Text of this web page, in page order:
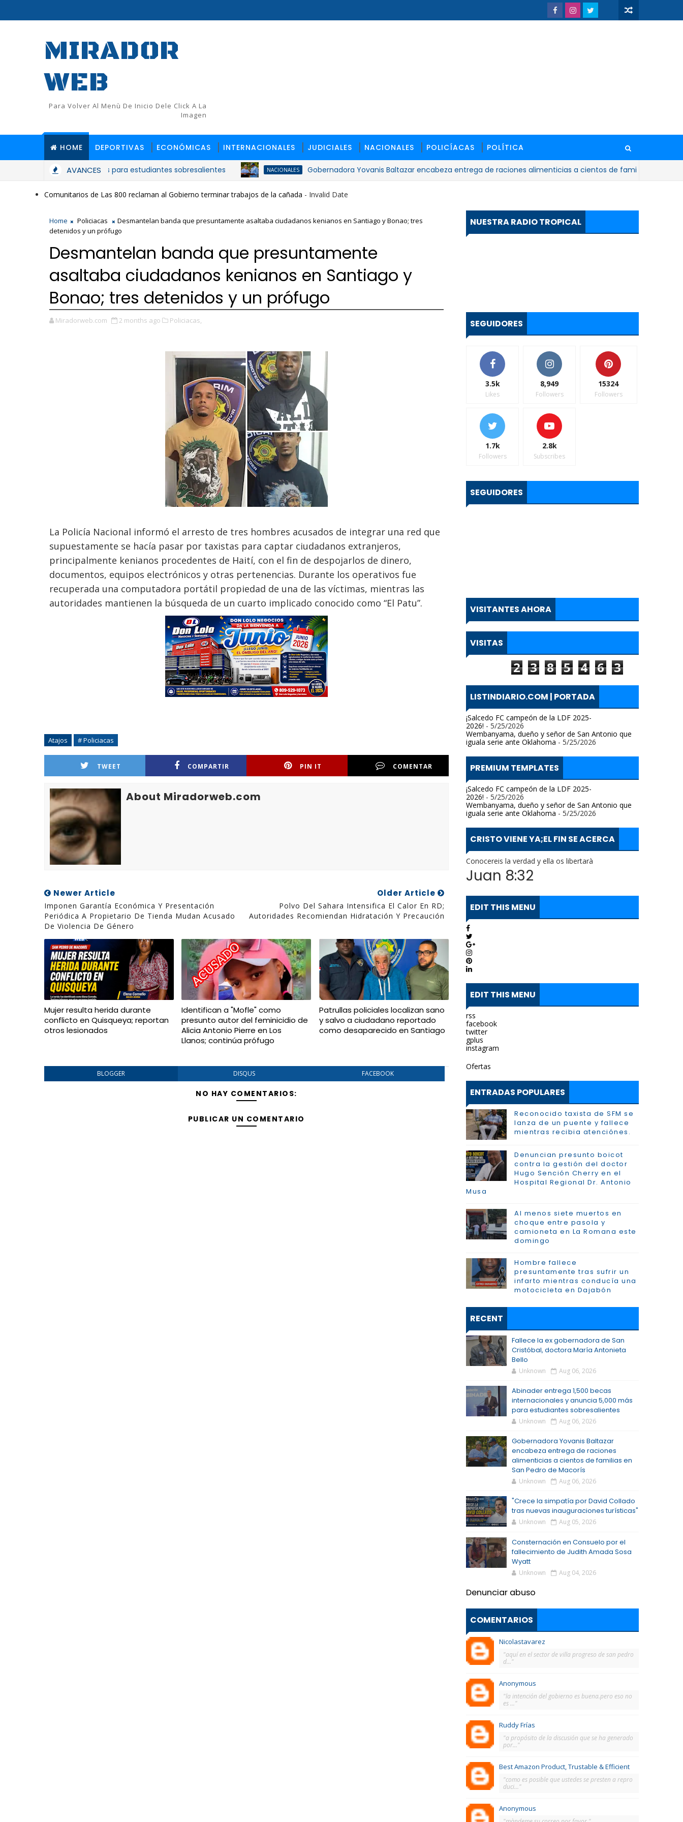
MIRADOR
WEB
Para Volver Al Menù De Inicio Dele Click A La
Imagen
HOME DEPORTIVAS ECONÓMICAS INTERNACIONALES JUDICIALES NACIONALES POLICÍACAS POLÍTICA
AVANCES
y anuncia 5,000 más para estudiantes sobresalientes NACIONALES Gobernadora Yovanis Baltazar encabeza entrega de raciones alimenticias a cientos de familias en San Pedro
Comunitarios de Las 800 reclaman al Gobierno terminar trabajos de la cañada - Invalid Date
Home Policiacas
Desmantelan banda que presuntamente asaltaba ciudadanos kenianos en Santiago y Bonao; tres
detenidos y un prófugo
Desmantelan banda que presuntamente
asaltaba ciudadanos kenianos en Santiago y
Bonao; tres detenidos y un prófugo
Miradorweb.com 2 months ago Policiacas,
La Policía Nacional informó el arresto de tres hombres acusados de integrar una red que
supuestamente se hacía pasar por taxistas para captar ciudadanos extranjeros,
principalmente kenianos procedentes de Haití, con el fin de despojarlos de dinero,
documentos, equipos electrónicos y otras pertenencias. Durante los operativos fue
recuperada una computadora portátil propiedad de una de las víctimas, mientras las
autoridades mantienen la búsqueda de un cuarto implicado conocido como “El Patu”.
Atajos # Policiacas
TWEET COMPARTIR PIN IT COMENTAR
About Miradorweb.com
Newer Article
Imponen Garantía Económica Y Presentación
Periódica A Propietario De Tienda Mudan Acusado
De Violencia De Género
Older Article
Polvo Del Sahara Intensifica El Calor En RD;
Autoridades Recomiendan Hidratación Y Precaución
Mujer resulta herida durante
conflicto en Quisqueya; reportan
otros lesionados
Identifican a "Mofle" como
presunto autor del feminicidio de
Alicia Antonio Pierre en Los
Llanos; continúa prófugo
Patrullas policiales localizan sano
y salvo a ciudadano reportado
como desaparecido en Santiago
BLOGGER DISQUS FACEBOOK
NO HAY COMENTARIOS:
PUBLICAR UN COMENTARIO
NUESTRA RADIO TROPICAL
SEGUIDORES
3.5k
Likes
8,949
Followers
15324
Followers
1.7k
Followers
2.8k
Subscribes
SEGUIDORES
VISITANTES AHORA
VISITAS
2 3 8 5 4 6 3
LISTINDIARIO.COM | PORTADA
¡Salcedo FC campeón de la LDF 2025-
2026! - 5/25/2026
Wembanyama, dueño y señor de San Antonio que
iguala serie ante Oklahoma - 5/25/2026
PREMIUM TEMPLATES
¡Salcedo FC campeón de la LDF 2025-
2026! - 5/25/2026
Wembanyama, dueño y señor de San Antonio que
iguala serie ante Oklahoma - 5/25/2026
CRISTO VIENE YA;EL FIN SE ACERCA
Conocereis la verdad y ella os libertarà
Juan 8:32
EDIT THIS MENU
EDIT THIS MENU
rss
facebook
twitter
gplus
instagram
Ofertas
ENTRADAS POPULARES
Reconocido taxista de SFM se
lanza de un puente y fallece
mientras recibia atenciónes.
Denuncian presunto boicot
contra la gestión del doctor
Hugo Sención Cherry en el
Hospital Regional Dr. Antonio
Musa
Al menos siete muertos en
choque entre pasola y
camioneta en La Romana este
domingo
Hombre fallece
presuntamente tras sufrir un
infarto mientras conducía una
motocicleta en Dajabón
RECENT
Fallece la ex gobernadora de San
Cristóbal, doctora María Antonieta
Bello
Unknown Aug 06, 2026
Abinader entrega 1,500 becas
internacionales y anuncia 5,000 más
para estudiantes sobresalientes
Unknown Aug 06, 2026
Gobernadora Yovanis Baltazar
encabeza entrega de raciones
alimenticias a cientos de familias en
San Pedro de Macorís
Unknown Aug 06, 2026
"Crece la simpatía por David Collado
tras nuevas inauguraciones turísticas"
Unknown Aug 05, 2026
Consternación en Consuelo por el
fallecimiento de Judith Amada Sosa
Wyatt
Unknown Aug 04, 2026
Denunciar abuso
COMENTARIOS
Nicolastavarez
"aquí en el sector de villa progreso de san pedro
d..."
Anonymous
"la intención del gobierno es buena.pero eso no
es ..."
Ruddy Frías
"a propósito de la discusión que se ha generado
por..."
Best Amazon Product, Trustable & Efficient
"como es posible que ustedes se presten a repro
duci..."
Anonymous